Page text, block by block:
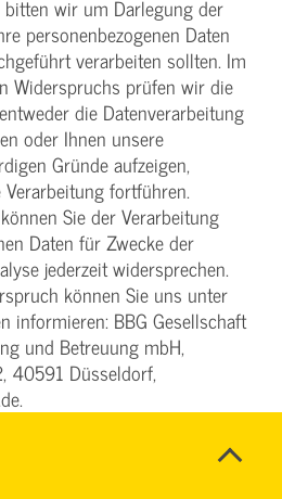
wir um Darlegung der
personenbezogenen Daten
verarbeiten sollten. Im
Widerspruchs prüfen wir die
die Datenverarbeitung
oder Ihnen unsere
Gründe aufzeigen,
fortführen.
Sie der Verarbeitung
Daten für Zwecke der
jederzeit widersprechen.
können Sie uns unter
informieren: BBG Gesellschaft
und Betreuung mbH,
40591 Düsseldorf,